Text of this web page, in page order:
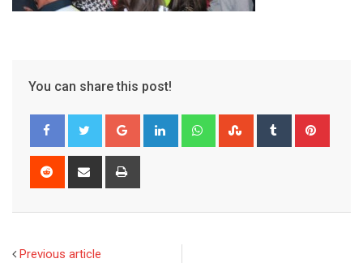
You can share this post!
Google+ LinkedIn WhatsappStumbleUpon
Tumblr
Reddit
Share
Previous article